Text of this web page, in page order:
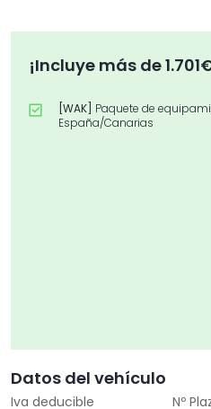
¡Incluye más de
[WAK] Paquete de
España/Canarias
Datos del vehículo
Iva deducible Nº